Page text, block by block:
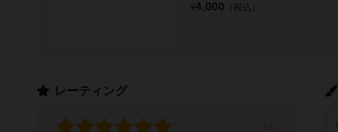
¥4,000 （税込）
レーティング